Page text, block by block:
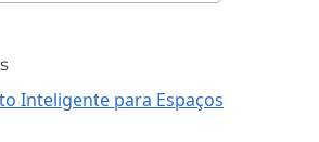
Inteligente para Espaços